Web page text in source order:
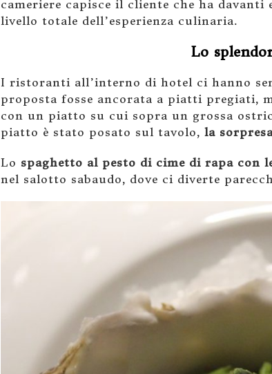
cameriere capisce il cliente che ha
livello totale dell’esperienza culinaria.
Lo
I ristoranti all’interno di hotel ci hanno
proposta fosse ancorata a piatti pregiati,
con un piatto su cui sopra un grossa
piatto è stato posato sul tavolo, la
Lo spaghetto al pesto di cime di rapa con
nel salotto sabaudo, dove ci diverte